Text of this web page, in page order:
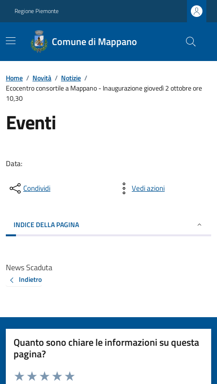
Regione Piemonte
Comune di Mappano
Home / Novità / Notizie /
Ecocentro consortile a Mappano - Inaugurazione giovedì 2 ottobre ore
10,30
Eventi
Data:
Condividi Vedi azioni
INDICE DELLA PAGINA
News Scaduta
Indietro
Quanto sono chiare le informazioni su questa
pagina?
Valuta da 1 a 5 stelle la pagina